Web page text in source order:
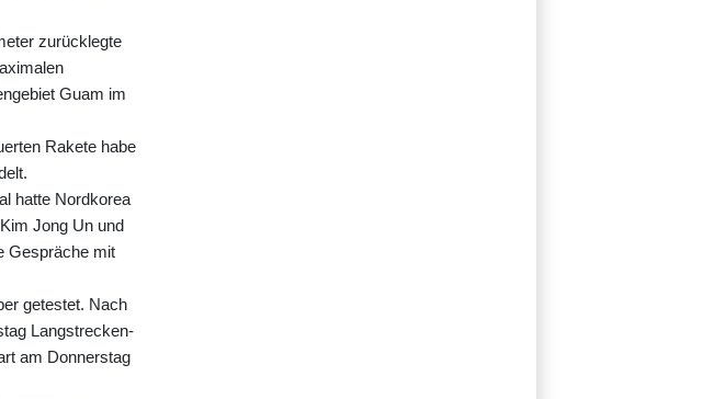
zurücklegte
Guam im
Rakete habe
hatte Nordkorea
Jong Un und
Gespräche mit
getestet. Nach
Langstrecken-
am Donnerstag